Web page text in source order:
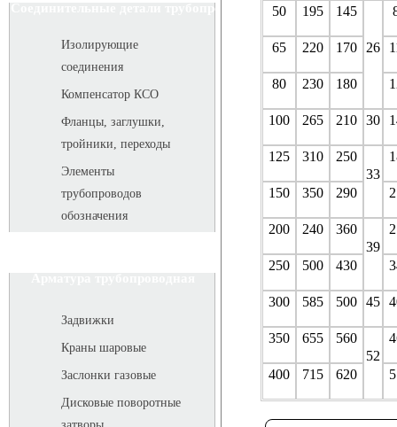
Соединительные детали трубопровода
Изолирующие
соединения
Компенсатор КСО
Фланцы, заглушки,
тройники, переходы
Элементы
трубопроводов
обозначения
Задвижки
Краны шаровые
Заслонки газовые
Дисковые поворотные
50 195 145
26
65 220 170
80 230 180
100 265 210 30
125 310
250
33
150 350 290
200 240
360
39
250 500 430
300 585 500 45
350 655
560
52
400 715 620